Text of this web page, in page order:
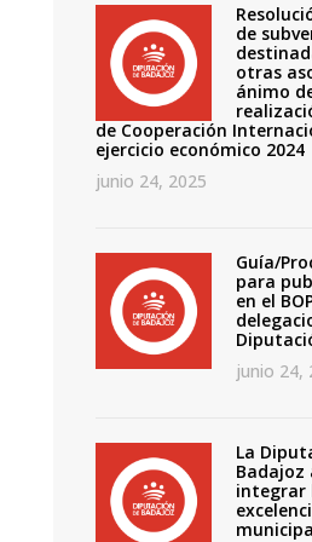
de
otras
ánimo
de Cooperación
ejercicio económico 2024
junio 24, 2025
Guía/
para
en el
junio 24,
La
Badajoz
integrar